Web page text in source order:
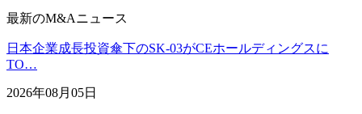
最新のM&Aニュース
日本企業成長投資傘下のSK-03がCEホールディングスに
TO…
2026年08月05日